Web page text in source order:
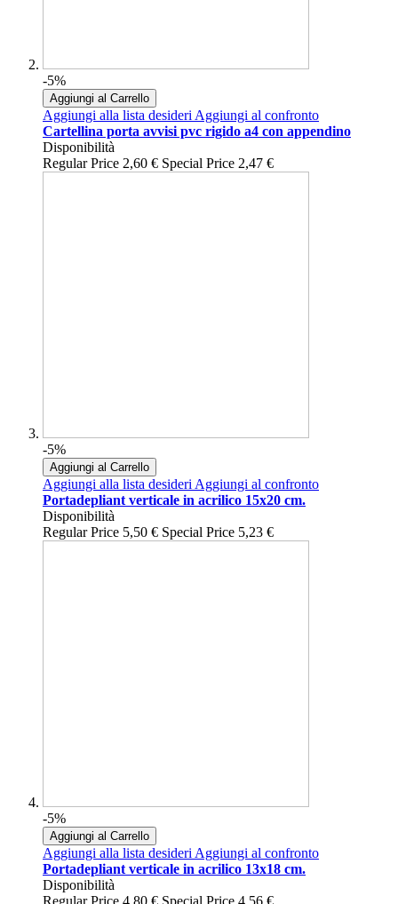
-5%
Aggiungi al Carrello
Aggiungi alla lista desideriAggiungi al confronto
Cartellina porta avvisi pvc rigido a4 con appendino
Disponibilità
Regular Price 2,60 € Special Price 2,47 €
-5%
Aggiungi al Carrello
Aggiungi alla lista desideriAggiungi al confronto
Portadepliant verticale in acrilico 15x20 cm.
Disponibilità
Regular Price 5,50 € Special Price 5,23 €
-5%
Aggiungi al Carrello
Aggiungi alla lista desideriAggiungi al confronto
Portadepliant verticale in acrilico 13x18 cm.
Disponibilità